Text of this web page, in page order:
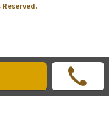
Reserved.